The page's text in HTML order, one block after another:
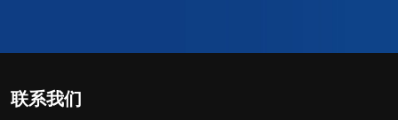
联系我们